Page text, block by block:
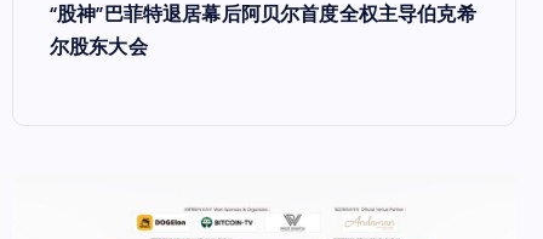
“股神”巴菲特退居幕后阿贝尔首度全权主导伯克希
尔股东大会